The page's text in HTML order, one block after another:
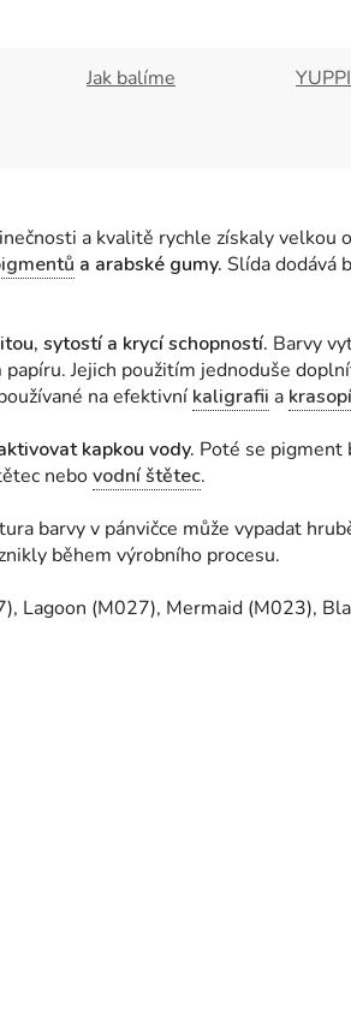
Jak balíme
a kvalitě rychle získaly velkou
a arabské gumy. Slída dodává
sytostí a krycí schopností. Barvy
papíru. Jejich použitím jednoduše
na efektivní kaligrafii a
kapkou vody. Poté se pigment
nebovodní štětec.
barvy v pánvičce může vypadat
během výrobního procesu.
Lagoon (M027), Mermaid (M023),